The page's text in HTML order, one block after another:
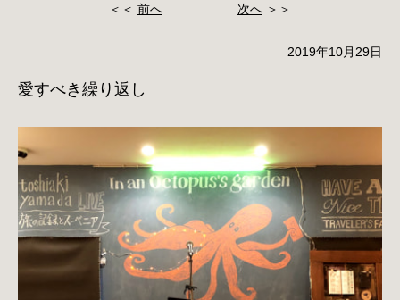
＜＜ 前へ 次へ ＞＞
2019年10月29日
愛すべき繰り返し